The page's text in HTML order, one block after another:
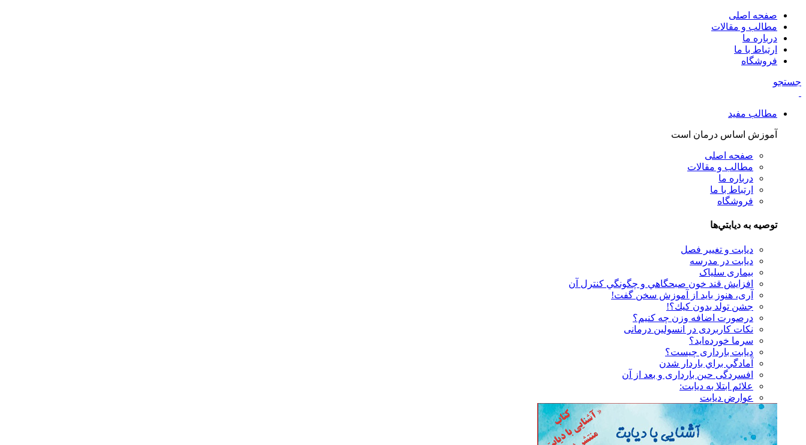
صفحه اصلی
مطالب و مقالات
درباره ما
ارتباط با ما
فروشگاه
جستجو
مطالب مفید
آموزش اساس درمان است
صفحه اصلی
مطالب و مقالات
درباره ما
ارتباط با ما
فروشگاه
توصيه به ديابتي‌ها
دیابت و تغییر فصل
دیابت در مدرسه
بیماری سلیاک
افزايش قند خون صبحگاهي و چگونگي كنترل آن
آری، هنوز باید از آموزش سخن گفت!
جشن تولد بدون كيك؟!
درصورت اضافه وزن چه کنیم؟
نكات كاربردی در انسولين درمانی
سرما خورده اید؟
دیابت بارداری چیست؟
آمادگي براي باردار شدن
افسردگی حین بارداری و بعد از آن
علائم ابتلا به دیابت:
عوارض ديابت